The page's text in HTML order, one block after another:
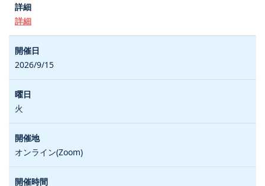
詳細
2026/9/15
火
オンライン(Zoom)